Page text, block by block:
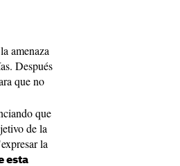
amenaza
Después
que no
que
de la
la
esta